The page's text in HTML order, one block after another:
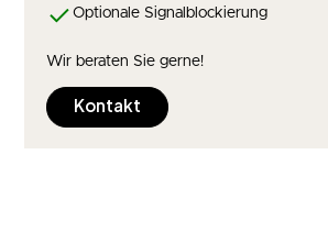
Optionale Signalblockierung
Wir beraten Sie gerne!
Kontakt